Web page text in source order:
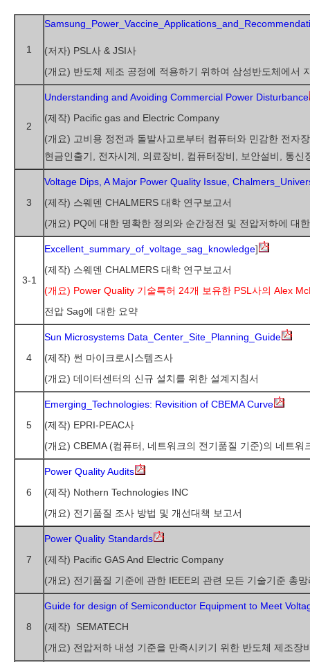
1
(저자) PSL사 & JSI사
(개요) 반도체 제조 공정에 적용하기 위하여 삼성반도체에서
2
Understanding and Avoiding Commercial Power Disturbance
(제작) Pacific gas and Electric Company
(개요) 고비용 정전과 돌발사고로부터 컴퓨터와 민감한 전자
현금인출기, 전자시계, 의료장비, 컴퓨터장비, 보안설비, 통
3
Voltage Dips, A Major Power Quality Issue,
(제작) 스웨덴 CHALMERS 대학 연구보고서
(개요) PQ에 대한 명확한 정의와 순간정전 및 전압저하에 대
3-1
Excellent_summary_of_voltage_sag_knowledge]
(제작) 스웨덴 CHALMERS 대학 연구보고서
(개요) Power Quality 기술특허 24개 보유한 PSL사의 Alex
전압 Sag에 대한 요약
4
Sun Microsystems Data_Center_Site_Planning_Guide
(제작) 썬 마이크로시스템즈사
(개요) 데이터센터의 신규 설치를 위한 설계지침서
5
Emerging_Technologies: Revisition of CBEMA Curve
(제작) EPRI-PEAC사
(개요) CBEMA (컴퓨터, 네트워크의 전기품질 기준)의 네트
6
Power Quality Audits
(제작) Nothern Technologies INC
(개요) 전기품질 조사 방법 및 개선대책 보고서
7
Power Quality Standards
(제작) Pacific GAS And Electric Company
(개요) 전기품질 기준에 관한 IEEE의 관련 모든 기술기준 총
8
Guide for design of Semiconductor Equipment to Meet
(제작) SEMATECH
(개요) 전압저하 내성 기준을 만족시키기 위한 반도체 제조장